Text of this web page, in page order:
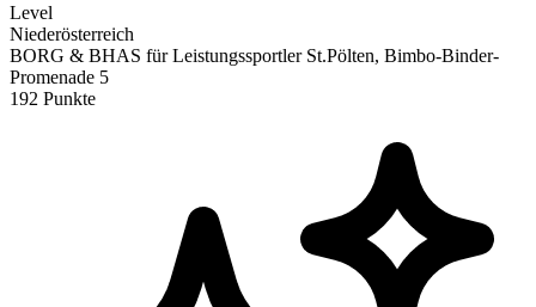
Level
Niederösterreich
BORG & BHAS für Leistungssportler St.Pölten, Bimbo-Binder-
Promenade 5
192 Punkte